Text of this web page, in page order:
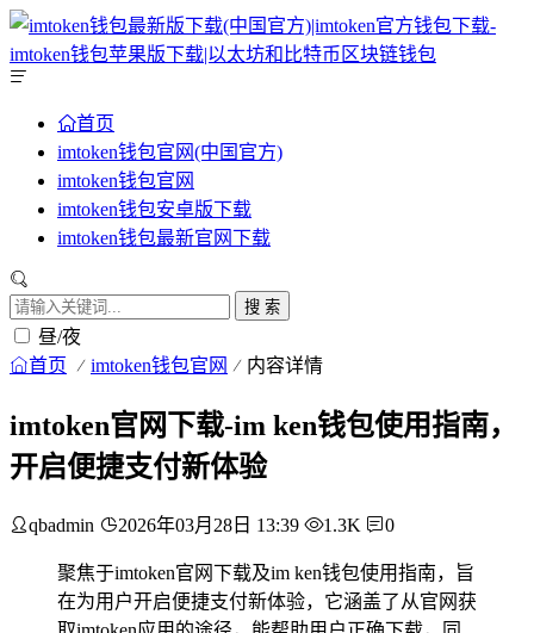
首页
imtoken钱包官网(中国官方)
imtoken钱包官网
imtoken钱包安卓版下载
imtoken钱包最新官网下载
搜 索
昼/夜
首页 imtoken钱包官网 内容详情
imtoken官网下载-im ken钱包使用指南，
开启便捷支付新体验
qbadmin 2026年03月28日 13:39 1.3K 0
聚焦于imtoken官网下载及im ken钱包使用指南，旨
在为用户开启便捷支付新体验，它涵盖了从官网获